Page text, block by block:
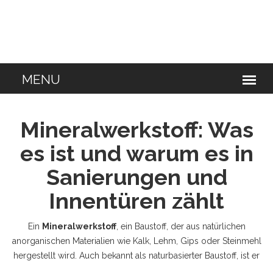
Mineralwerkstoff: Was
es ist und warum es in
Sanierungen und
Innentüren zählt
Ein Mineralwerkstoff, ein Baustoff, der aus natürlichen
anorganischen Materialien wie Kalk, Lehm, Gips oder Steinmehl
hergestellt wird . Auch bekannt als naturbasierter Baustoff, ist er